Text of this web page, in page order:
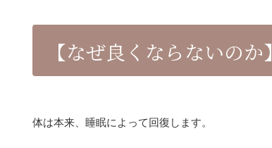
【なぜ良くならないのか】
体は本来、睡眠によって回復します。